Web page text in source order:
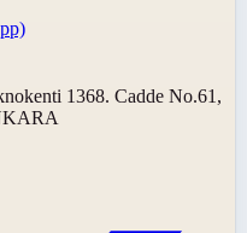
1368. Cadde No.61,